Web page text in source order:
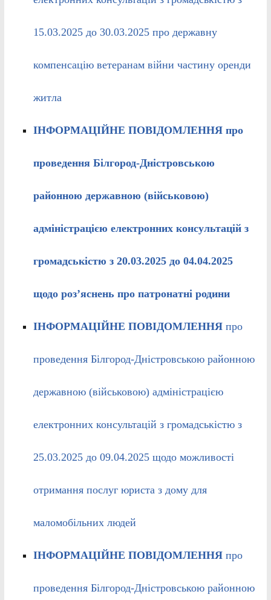
15.03.2025 до 30.03.2025 про державну
компенсацію ветеранам війни частину оренди
житла
ІНФОРМАЦІЙНЕ ПОВІДОМЛЕННЯ про
проведення Білгород-Дністровською
районною державною (військовою)
адміністрацією електронних консультацій з
громадськістю з 20.03.2025 до 04.04.2025
щодо роз’яснень про патронатні родини
ІНФОРМАЦІЙНЕ ПОВІДОМЛЕННЯпро
проведення Білгород-Дністровською районною
державною (військовою) адміністрацією
електронних консультацій з громадськістю з
25.03.2025 до 09.04.2025 щодо можливості
отримання послуг юриста з дому для
маломобільних людей
ІНФОРМАЦІЙНЕ ПОВІДОМЛЕННЯпро
проведення Білгород-Дністровською районною